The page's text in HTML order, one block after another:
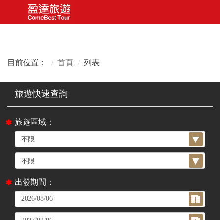
目前位置： 首頁 列表
旅遊區域：
出發期間：